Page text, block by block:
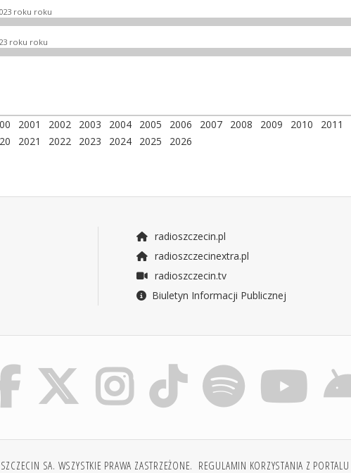
roku roku
roku roku
2001 2002 2003 2004 2005 2006 2007 2008 2009 2010 2011
2021 2022 2023 2024 2025 2026
radioszczecin.pl
radioszczecinextra.pl
radioszczecin.tv
Biuletyn Informacji Publicznej
SA. WSZYSTKIE PRAWA ZASTRZEŻONE. REGULAMIN KORZYSTANIA Z PORTALU